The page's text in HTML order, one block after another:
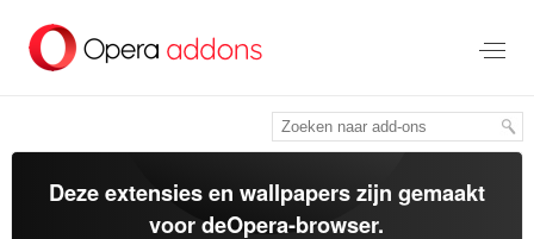
tekst
springen
Deze extensies en wallpapers zijn gemaakt
voor deOpera-browser.